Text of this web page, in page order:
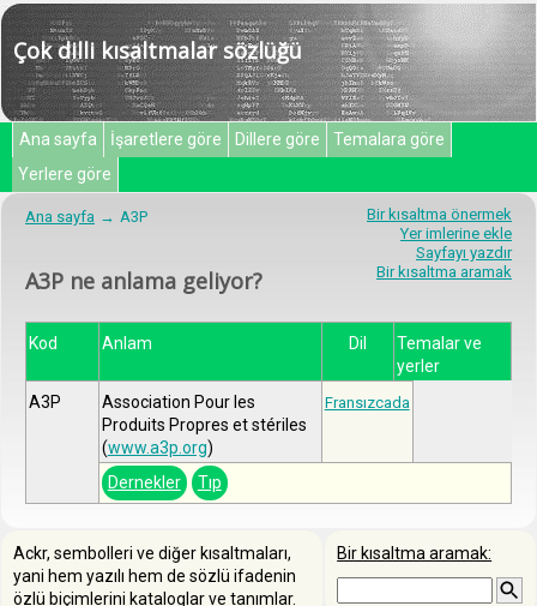
Çok dilli kısaltmalar sözlüğü
Ana sayfa İşaretlere göre Dillere göre
Temalara göre
Yerlere göre
Bir kısaltma önermek
Yer imlerine ekle
Sayfayı yazdır
Bir kısaltma aramak
Ana sayfa A3P
A3P ne anlama geliyor?
Kod Anlam Dil
Temalar ve
yerler
A3P
Association Pour les
Produits Propres et stériles
(www.a3p.org)
Fransızcada
Dernekler Tıp
Bir kısaltma aramak:
Ackr, sembolleri ve diğer kısaltmaları,
yani hem yazılı hem de sözlü ifadenin
özlü biçimlerini kataloglar ve tanımlar.